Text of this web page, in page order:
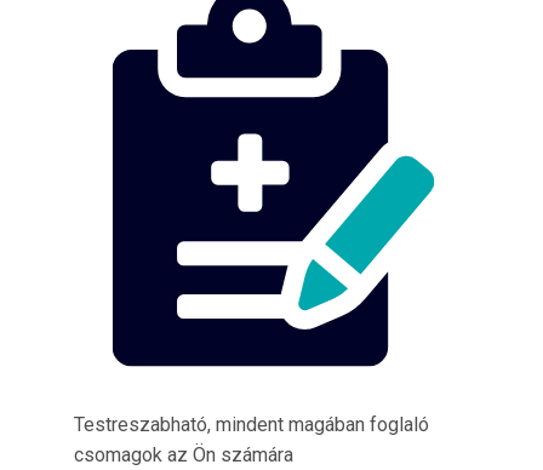
Testreszabható, mindent magában foglaló
csomagok az Ön számára